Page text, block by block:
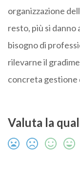
organizzazione
resto, più si danno
bisogno di
rilevarne il
concreta
Valuta la